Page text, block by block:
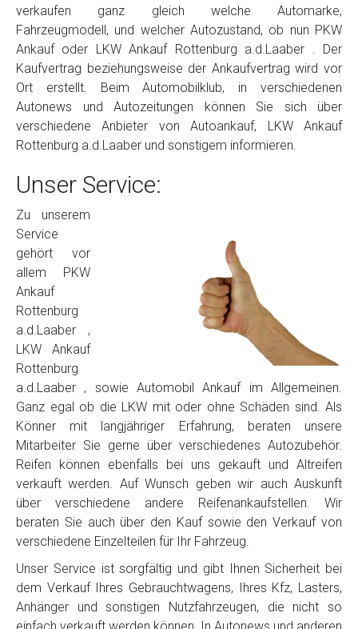
verkaufen ganz gleich welche Automarke,
Fahrzeugmodell, und welcher Autozustand, ob nun PKW
Ankauf oder LKW Ankauf Rottenburg a.d.Laaber . Der
Kaufvertrag beziehungsweise der Ankaufvertrag wird vor
Ort erstellt. Beim Automobilklub, in verschiedenen
Autonews und Autozeitungen können Sie sich über
verschiedene Anbieter von Autoankauf, LKW Ankauf
Rottenburg a.d.Laaber und sonstigem informieren.
Unser Service:
Zu unserem
Service
gehört vor
allem PKW
Ankauf
Rottenburg
a.d.Laaber ,
LKW Ankauf
Rottenburg
a.d.Laaber , sowie Automobil Ankauf im Allgemeinen.
Ganz egal ob die LKW mit oder ohne Schäden sind. Als
Könner mit langjähriger Erfahrung, beraten unsere
Mitarbeiter Sie gerne über verschiedenes Autozubehör.
Reifen können ebenfalls bei uns gekauft und Altreifen
verkauft werden. Auf Wunsch geben wir auch Auskunft
über verschiedene andere Reifenankaufstellen. Wir
beraten Sie auch über den Kauf sowie den Verkauf von
verschiedene Einzelteilen für Ihr Fahrzeug.
Unser Service ist sorgfältig und gibt Ihnen Sicherheit bei
dem Verkauf Ihres Gebrauchtwagens, Ihres Kfz, Lasters,
Anhänger und sonstigen Nutzfahrzeugen, die nicht so